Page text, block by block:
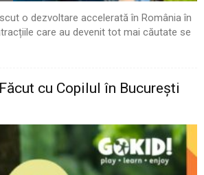
o dezvoltare accelerată în România în
care au devenit tot mai căutate se
cu Copilul în București